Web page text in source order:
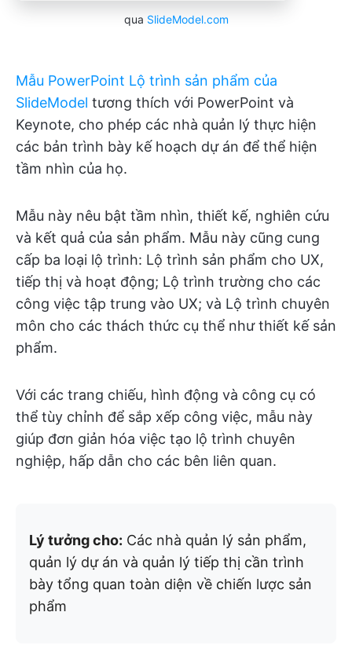
qua SlideModel.com
Mẫu PowerPoint Lộ trình sản phẩm của
SlideModel tương thích với PowerPoint và
Keynote, cho phép các nhà quản lý thực hiện
các bản trình bày kế hoạch dự án để thể hiện
tầm nhìn của họ.
Mẫu này nêu bật tầm nhìn, thiết kế, nghiên cứu
và kết quả của sản phẩm. Mẫu này cũng cung
cấp ba loại lộ trình: Lộ trình sản phẩm cho UX,
tiếp thị và hoạt động; Lộ trình trường cho các
công việc tập trung vào UX; và Lộ trình chuyên
môn cho các thách thức cụ thể như thiết kế sản
phẩm.
Với các trang chiếu, hình động và công cụ có
thể tùy chỉnh để sắp xếp công việc, mẫu này
giúp đơn giản hóa việc tạo lộ trình chuyên
nghiệp, hấp dẫn cho các bên liên quan.
Lý tưởng cho: Các nhà quản lý sản phẩm,
quản lý dự án và quản lý tiếp thị cần trình
bày tổng quan toàn diện về chiến lược sản
phẩm